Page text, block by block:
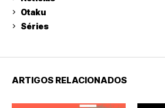
Otaku
Séries
ARTIGOS RELACIONADOS